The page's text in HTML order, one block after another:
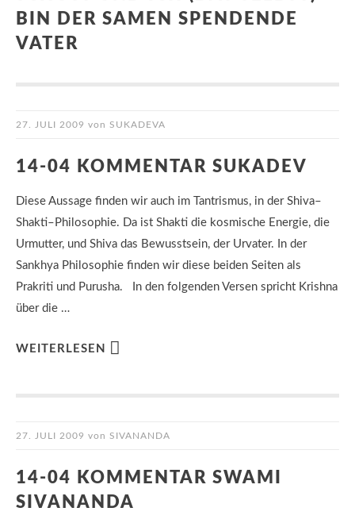
DER SAMEN SPENDENDE VAT
ER
27. JULI 2009 von SUKADEVA
14-04 KOMMENTAR SUKADEV
Diese Aussage finden wir auch im Tantrismus, in der Shiva–
Shakti–Philosophie. Da ist Shakti die kosmische Energie, die
Urmutter, und Shiva das Bewusstsein, der Urvater. In der
Sankhya Philosophie finden wir diese beiden Seiten als
Prakriti und Purusha. In den folgenden Versen spricht Krishna
über die …
WEITERLESEN
27. JULI 2009 von SIVANANDA
14-04 KOMMENTAR SWAMI
SIVANANDA